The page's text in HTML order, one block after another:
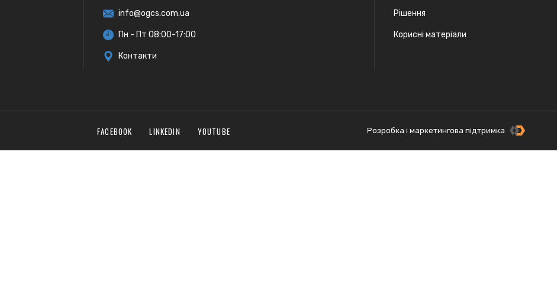
info@ogcs.com.ua
Пн - Пт 08:00-17:00
Контакти
Рішення
Корисні матеріали
FACEBOOK LINKEDIN YOUTUBE Розробка і маркетингова підтримка